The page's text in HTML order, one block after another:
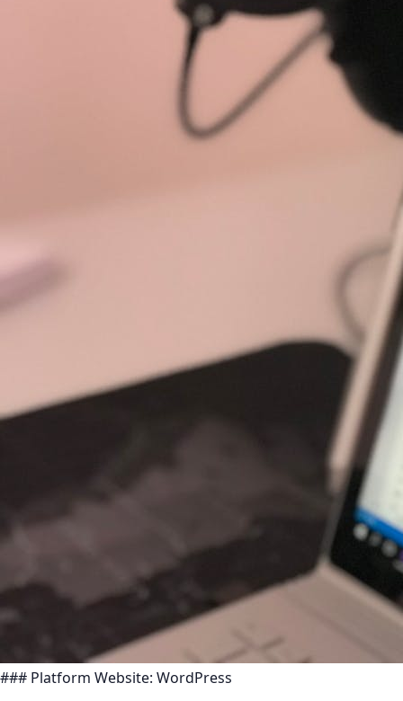
### Platform Website: WordPress